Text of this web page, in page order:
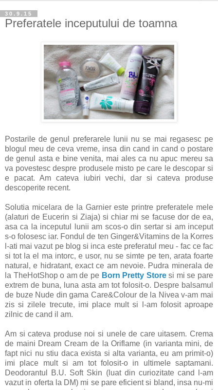
30.9.15
Preferatele inceputului de toamna
Postarile de genul preferarele lunii nu se mai regasesc pe
blogul meu de ceva vreme, insa din cand in cand o postare
de genul asta e bine venita, mai ales ca nu apuc mereu sa
va povestesc despre produsele misto pe care le descopar si
e pacat. Am cateva iubiri vechi, dar si cateva produse
descoperite recent.
Solutia micelara de la Garnier este printre preferatele mele
(alaturi de Eucerin si Ziaja) si chiar mi se facuse dor de ea,
asa ca la inceputul lunii am scos-o din sertar si am inceput
s-o folosesc iar. Fondul de ten Ginger&Vitamins de la Korres
l-ati mai vazut pe blog si inca este preferatul meu - fac ce fac
si tot la el ma intorc, e usor, nu se simte pe ten, arata foarte
natural, e hidratant, exact ce am nevoie. Pudra minerala de
la TheHotShop o am de pe Born Pretty Storesi mi se pare
extrem de buna, luna asta am tot folosit-o. Despre balsamul
de buze Nude din gama Care&Colour de la Nivea v-am mai
zis si zilele trecute, imi place mult si l-am folosit aproape
zilnic de cand il am.
Am si cateva produse noi si unele de care uitasem. Crema
de maini Dream Cream de la Oriflame (in varianta mini, de
fapt nici nu stiu daca exista si alta varianta, eu am primit-o)
imi place mult si am tot folosit-o in ultimele saptamani.
Deodorantul B.U. Soft Skin (luat din curiozitate cand l-am
vazut in oferta la DM) mi se pare eficient si bland, insa nu-mi